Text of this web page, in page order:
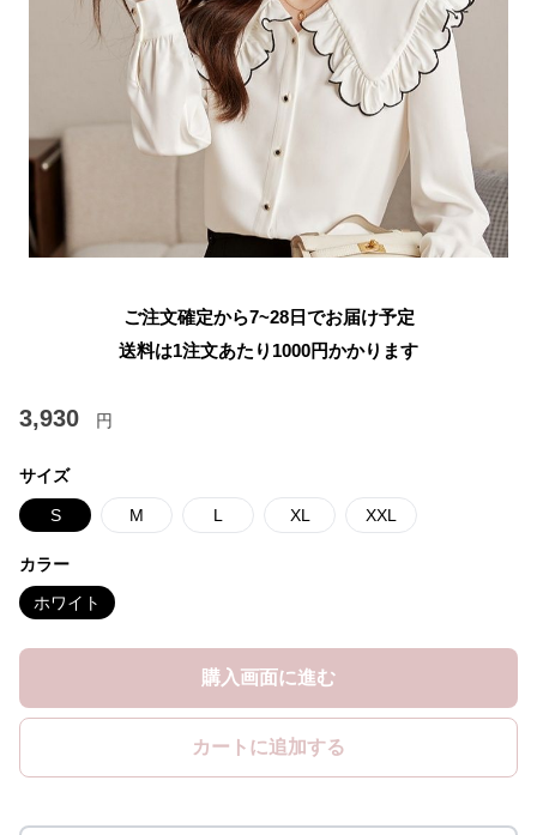
ご注文確定から7~28日でお届け予定
送料は1注文あたり 1000円かかります
3,930 円
サイズ
S M L XL XXL
カラー
ホワイト
購入画面に進む
カートに追加する